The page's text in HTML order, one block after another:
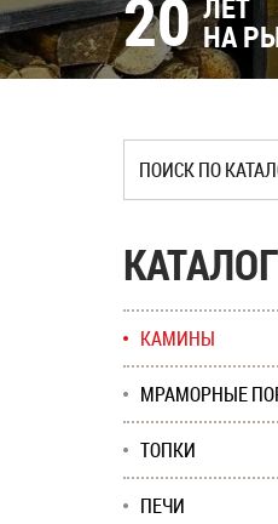
20 НА
КАМИНЫ
МРАМОРНЫЕ
ТОПКИ
ПЕЧИ